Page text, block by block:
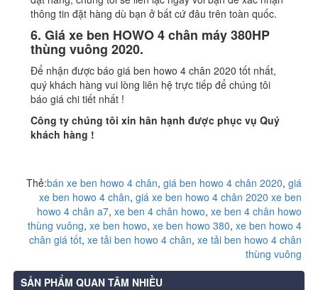
thông tin đặt hàng dù bạn ở bất cứ đâu trên toàn quốc.
6. Giá xe ben HOWO 4 chân máy 380HP
thùng vuông 2020.
Để nhận được báo giá ben howo 4 chân 2020 tốt nhất,
quý khách hàng vui lòng liên hệ trực tiếp để chúng tôi
báo giá chi tiết nhất !
Công ty chúng tôi xin hân hạnh được phục vụ Quý
khách hàng !
Thẻ:bán xe ben howo 4 chân, giá ben howo 4 chân 2020, giá
xe ben howo 4 chân, giá xe ben howo 4 chân 2020 xe ben
howo 4 chân a7, xe ben 4 chân howo, xe ben 4 chân howo
thùng vuông, xe ben howo, xe ben howo 380, xe ben howo 4
chân giá tốt, xe tải ben howo 4 chân, xe tải ben howo 4 chân
thùng vuông
SẢN PHẨM QUAN TÂM NHIỀU